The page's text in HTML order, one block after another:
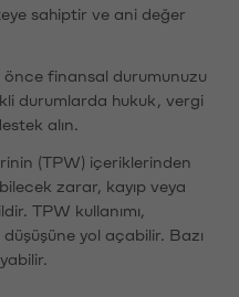
sahiptir ve ani değer
önce finansal durumunuzu
durumlarda hukuk, vergi
alın.
(TPW) içeriklerinden
zarar, kayıp veya
TPW kullanımı,
düşüşüne yol açabilir. Bazı